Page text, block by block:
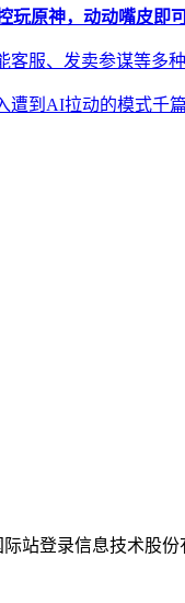
玩原神，动动嘴皮即
客服、发卖参谋等多
遭到AI拉动的模式千
站登录信息技术股份